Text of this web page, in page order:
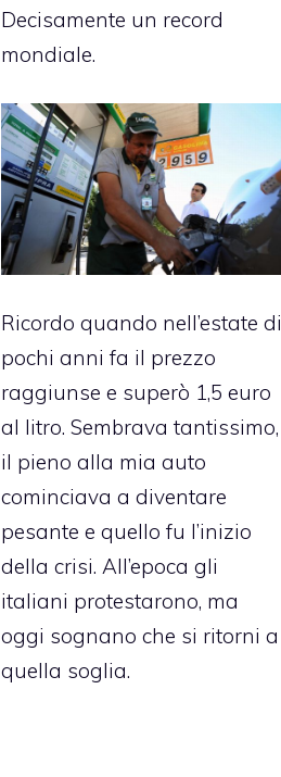
Decisamente un record
mondiale.
Ricordo quando nell’estate di
pochi anni fa il prezzo
raggiunse e superò 1,5 euro
al litro. Sembrava tantissimo,
il pieno alla mia auto
cominciava a diventare
pesante e quello fu l’inizio
della crisi. All’epoca gli
italiani protestarono, ma
oggi sognano che si ritorni a
quella soglia.